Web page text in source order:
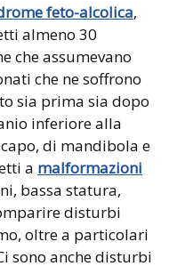
feto-alcolica,
almeno 30
che assumevano
che ne soffrono
sia prima sia dopo
inferiore alla
di mandibola e
a malformazioni
bassa statura,
disturbi
oltre a particolari
sono anche disturbi